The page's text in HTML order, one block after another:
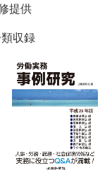
提供
収録